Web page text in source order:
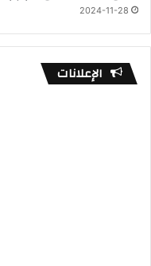
2024-11-28
الإعلانات